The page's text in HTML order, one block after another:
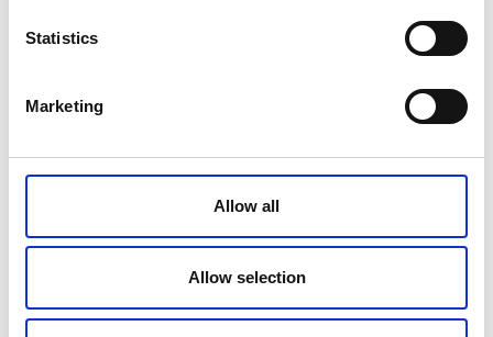
Statistics
Marketing
Allow all
Allow selection
Expandera din räckvidd
Bygg upp en bild av dina idealkunder
segment som liknar dina idealkunder
och expandera din räckvidd.